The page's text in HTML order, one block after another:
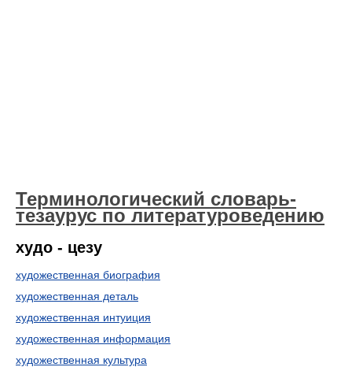
Терминологический словарь-
тезаурус по литературоведению
худо - цезу
художественная биография
художественная деталь
художественная интуиция
художественная информация
художественная культура